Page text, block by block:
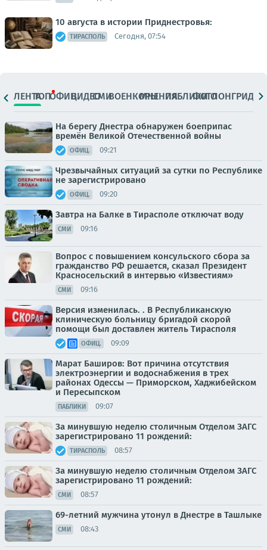
10 августа в истории Приднестровья:
ТИРАСПОЛЬ Сегодня, 07:54
ЛЕНТАТОПОФИЦ.ВИДЕОСМИВОЕНКОРЫМНЕНИЯПАБЛИКИ
ФОТОЛОНГРИДЫ
На берегу Днестра обнаружен боеприпас
времён Великой Отечественной войны
ОФИЦ. 09:21
Чрезвычайных ситуаций за сутки по Республике
не зарегистрировано
ОФИЦ. 09:20
Завтра на Балке в Тирасполе отключат воду
СМИ 09:16
Вопрос с повышением консульского сбора за
гражданство РФ решается, сказал Президент
Красносельский в интервью «Известиям»
СМИ 09:16
Версия изменилась. . В Республиканскую
клиническую больницу бригадой скорой
помощи был доставлен житель Тирасполя
ОФИЦ. 09:09
Марат Баширов: Вот причина отсутствия
электроэнергии и водоснабжения в трех
районах Одессы — Приморском, Хаджибейском
и Пересыпском
ПАБЛИКИ 09:07
За минувшую неделю столичным Отделом ЗАГС
зарегистрировано 11 рождений:
ТИРАСПОЛЬ 08:57
За минувшую неделю столичным Отделом ЗАГС
зарегистрировано 11 рождений:
СМИ 08:57
69-летний мужчина утонул в Днестре в Ташлыке
СМИ 08:43